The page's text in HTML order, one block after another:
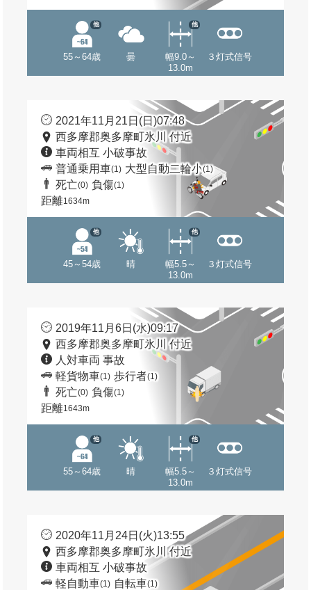
55～64歳
他
曇
幅9.0～
13.0m
他
３灯式信号
2021年11月21日(日)07:48
西多摩郡奥多摩町氷川 付近
車両相互 小破事故
普通乗用車(1) 大型自動二輪小(1)
死亡(0) 負傷(1)
距離1634m
45～54歳
他
晴
幅5.5～
13.0m
他
３灯式信号
2019年11月6日(水)09:17
西多摩郡奥多摩町氷川 付近
人対車両 事故
軽貨物車(1) 歩行者(1)
死亡(0) 負傷(1)
距離1643m
55～64歳
他
晴
幅5.5～
13.0m
他
３灯式信号
2020年11月24日(火)13:55
西多摩郡奥多摩町氷川 付近
車両相互 小破事故
軽自動車(1) 自転車(1)